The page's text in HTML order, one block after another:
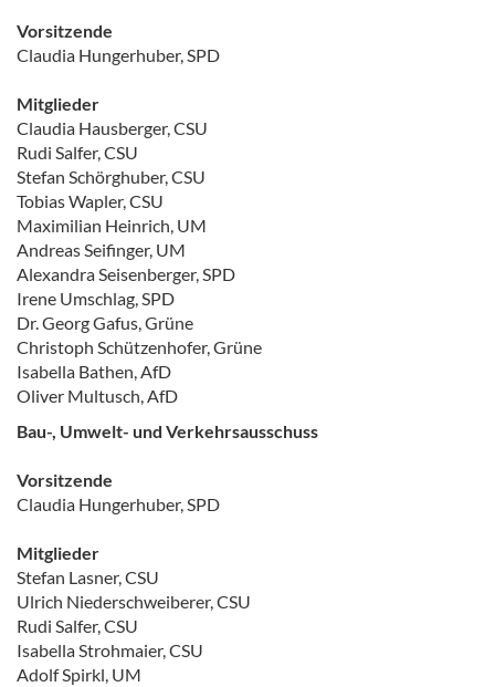
Vorsitzende
Claudia Hungerhuber, SPD
Mitglieder
Claudia Hausberger, CSU
Rudi Salfer, CSU
Stefan Schörghuber, CSU
Tobias Wapler, CSU
Maximilian Heinrich, UM
Andreas Seifinger, UM
Alexandra Seisenberger, SPD
Irene Umschlag, SPD
Dr. Georg Gafus, Grüne
Christoph Schützenhofer, Grüne
Isabella Bathen, AfD
Oliver Multusch, AfD
Bau-, Umwelt- und Verkehrsausschuss
Vorsitzende
Claudia Hungerhuber, SPD
Mitglieder
Stefan Lasner, CSU
Ulrich Niederschweiberer, CSU
Rudi Salfer, CSU
Isabella Strohmaier, CSU
Adolf Spirkl, UM